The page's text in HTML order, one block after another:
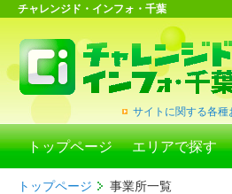
チャレンジド・インフォ・千葉
サイトに関する各種
トップページ エリアで探す
トップページ 事業所一覧